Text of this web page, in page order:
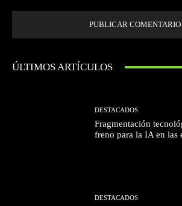
ÚLTIMOS ARTÍCULOS
DESTACADOS
Fragmentación
freno para la IA en las
DESTACADOS